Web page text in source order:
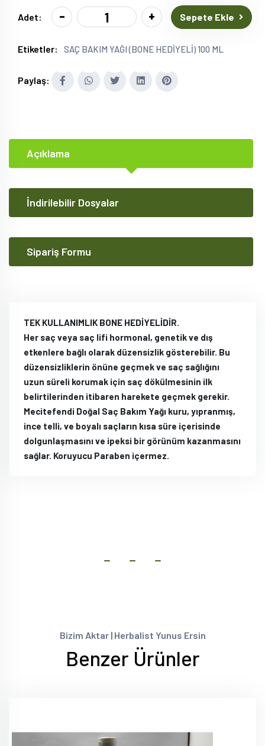
Adet: - + Sepete Ekle
Etiketler: SAÇ BAKIM YAĞI (BONE HEDİYELİ) 100 ML
Paylaş:
Açıklama
İndirilebilir Dosyalar
Sipariş Formu
TEK KULLANIMLIK BONE HEDİYELİDİR.
Her saç veya saç lifi hormonal, genetik ve dış
etkenlere bağlı olarak düzensizlik gösterebilir. Bu
düzensizliklerin önüne geçmek ve saç sağlığını
uzun süreli korumak için saç dökülmesinin ilk
belirtilerinden itibaren harekete geçmek gerekir.
Mecitefendi Doğal Saç Bakım Yağı kuru, yıpranmış,
ince telli, ve boyalı saçların kısa süre içerisinde
dolgunlaşmasını ve ipeksi bir görünüm kazanmasını
sağlar. Koruyucu Paraben içermez.
Bizim Aktar | Herbalist Yunus Ersin
Benzer Ürünler